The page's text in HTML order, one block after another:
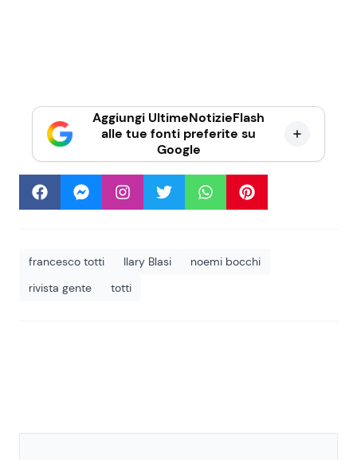
Aggiungi UltimeNotizieFlash
alle tue fonti preferite su
Google
francesco totti Ilary Blasi
noemi bocchi
rivista gente
totti